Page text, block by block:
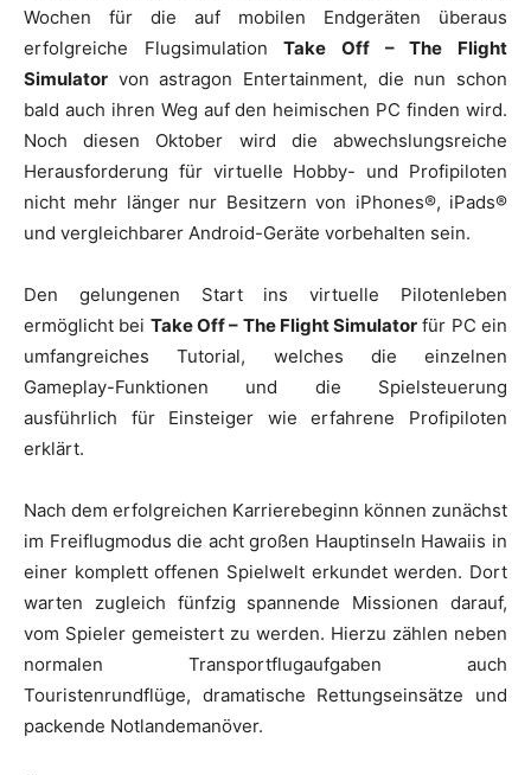
Wochen für die auf mobilen Endgeräten überaus
erfolgreiche FlugsimulationTake Off – The Flight
Simulator von astragon Entertainment, die nun schon
bald auch ihren Weg auf den heimischen PC finden wird.
Noch diesen Oktober wird die abwechslungsreiche
Herausforderung für virtuelle Hobby- und Profipiloten
nicht mehr länger nur Besitzern von iPhones®, iPads®
und vergleichbarer Android-Geräte vorbehalten sein.
Den gelungenen Start ins virtuelle Pilotenleben
ermöglicht bei Take Off – The Flight Simulator für PC ein
umfangreiches Tutorial, welches die einzelnen
Gameplay-Funktionen und die Spielsteuerung
ausführlich für Einsteiger wie erfahrene Profipiloten
erklärt.
Nach dem erfolgreichen Karrierebeginn können zunächst
im Freiflugmodus die acht großen Hauptinseln Hawaiis in
einer komplett offenen Spielwelt erkundet werden. Dort
warten zugleich fünfzig spannende Missionen darauf,
vom Spieler gemeistert zu werden. Hierzu zählen neben
normalen Transportflugaufgaben auch
Touristenrundflüge, dramatische Rettungseinsätze und
packende Notlandemanöver.